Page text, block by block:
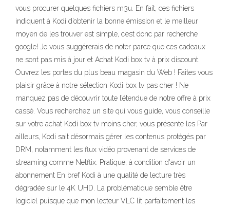
vous procurer quelques fichiers m3u. En fait, ces fichiers
indiquent à Kodi d’obtenir la bonne émission et le meilleur
moyen de les trouver est simple, c’est donc par recherche
google! Je vous suggérerais de noter parce que ces cadeaux
ne sont pas mis à jour et Achat Kodi box tv à prix discount.
Ouvrez les portes du plus beau magasin du Web ! Faites vous
plaisir grâce à notre sélection Kodi box tv pas cher ! Ne
manquez pas de découvrir toute l’étendue de notre offre à prix
cassé. Vous recherchez un site qui vous guide, vous conseille
sur votre achat Kodi box tv moins cher, vous présente les Par
ailleurs, Kodi sait désormais gérer les contenus protégés par
DRM, notamment les flux vidéo provenant de services de
streaming comme Netflix. Pratique, à condition d'avoir un
abonnement En bref Kodi à une qualité de lecture très
dégradée sur le 4K UHD. La problématique semble être
logiciel puisque que mon lecteur VLC lit parfaitement les